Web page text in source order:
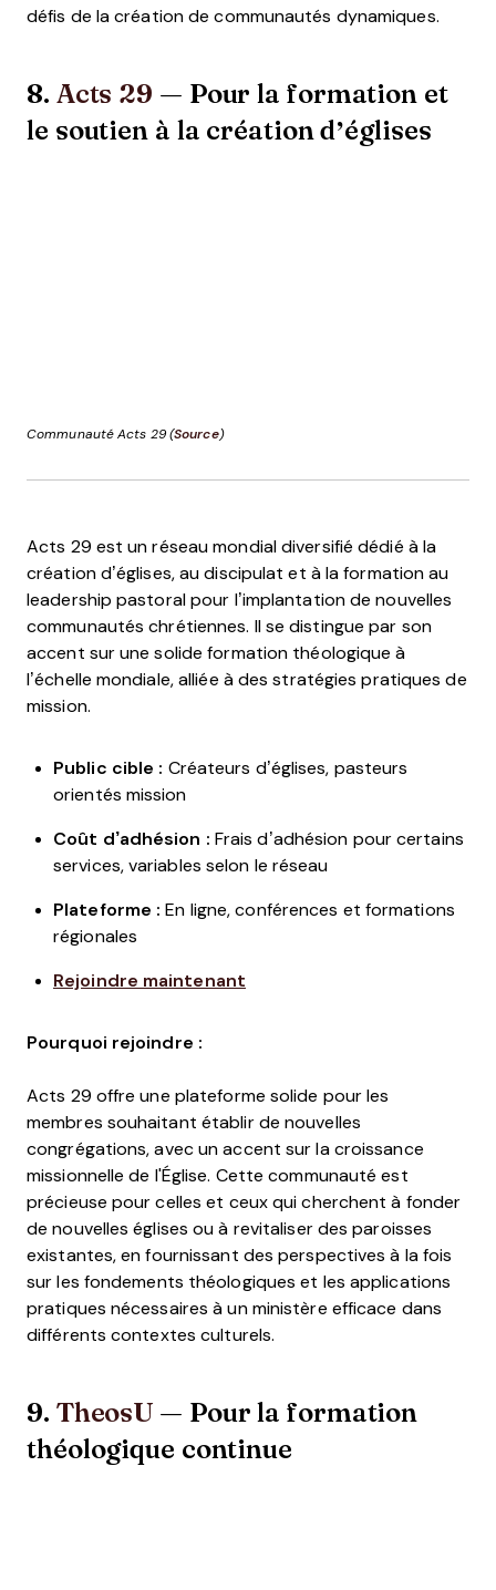
défis de la création de communautés dynamiques.
8. Acts 29 — Pour la formation et
le soutien à la création d’églises
Communauté Acts 29 (Source)
Acts 29 est un réseau mondial diversifié dédié à la
création d’églises, au discipulat et à la formation au
leadership pastoral pour l’implantation de nouvelles
communautés chrétiennes. Il se distingue par son
accent sur une solide formation théologique à
l’échelle mondiale, alliée à des stratégies pratiques de
mission.
Public cible : Créateurs d’églises, pasteurs
orientés mission
Coût d’adhésion : Frais d’adhésion pour certains
services, variables selon le réseau
Plateforme : En ligne, conférences et formations
régionales
Rejoindre maintenant
Pourquoi rejoindre :
Acts 29 offre une plateforme solide pour les
membres souhaitant établir de nouvelles
congrégations, avec un accent sur la croissance
missionnelle de l'Église. Cette communauté est
précieuse pour celles et ceux qui cherchent à fonder
de nouvelles églises ou à revitaliser des paroisses
existantes, en fournissant des perspectives à la fois
sur les fondements théologiques et les applications
pratiques nécessaires à un ministère efficace dans
différents contextes culturels.
9. TheosU — Pour la formation
théologique continue